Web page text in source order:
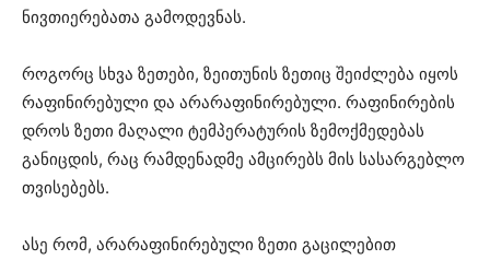
ნივთიერებათა გამოდევნას.
როგორც სხვა ზეთები, ზეითუნის ზეთიც შეიძლება იყოს
რაფინირებული და არარაფინირებული. რაფინირების
დროს ზეთი მაღალი ტემპერატურის ზემოქმედებას
განიცდის, რაც რამდენადმე ამცირებს მის სასარგებლო
თვისებებს.
ასე რომ, არარაფინირებული ზეთი გაცილებით